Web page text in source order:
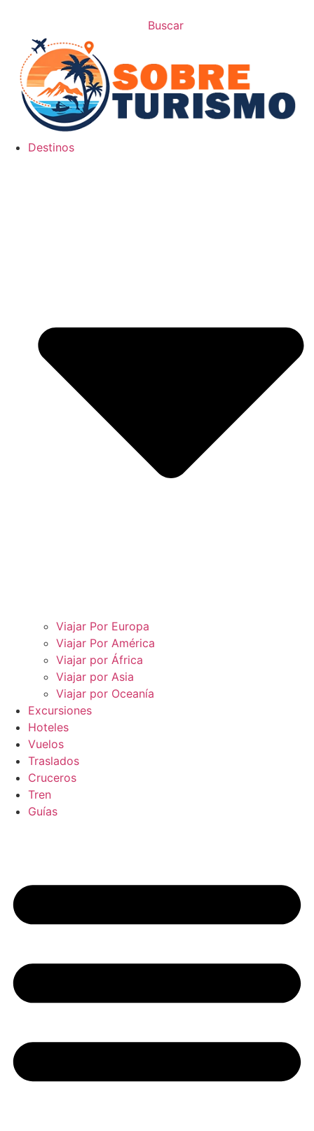
Buscar
Destinos
Viajar Por Europa
Viajar Por América
Viajar por África
Viajar por Asia
Viajar por Oceanía
Excursiones
Hoteles
Vuelos
Traslados
Cruceros
Tren
Guías